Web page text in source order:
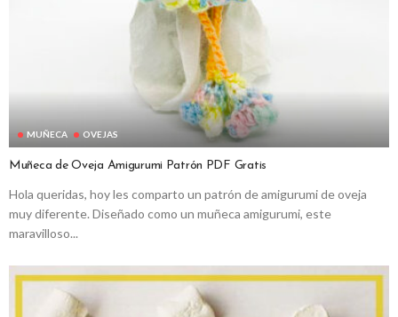
MUÑECA OVEJAS
Muñeca de Oveja Amigurumi Patrón PDF Gratis
Hola queridas, hoy les comparto un patrón de amigurumi de oveja
muy diferente. Diseñado como un muñeca amigurumi, este
maravilloso...